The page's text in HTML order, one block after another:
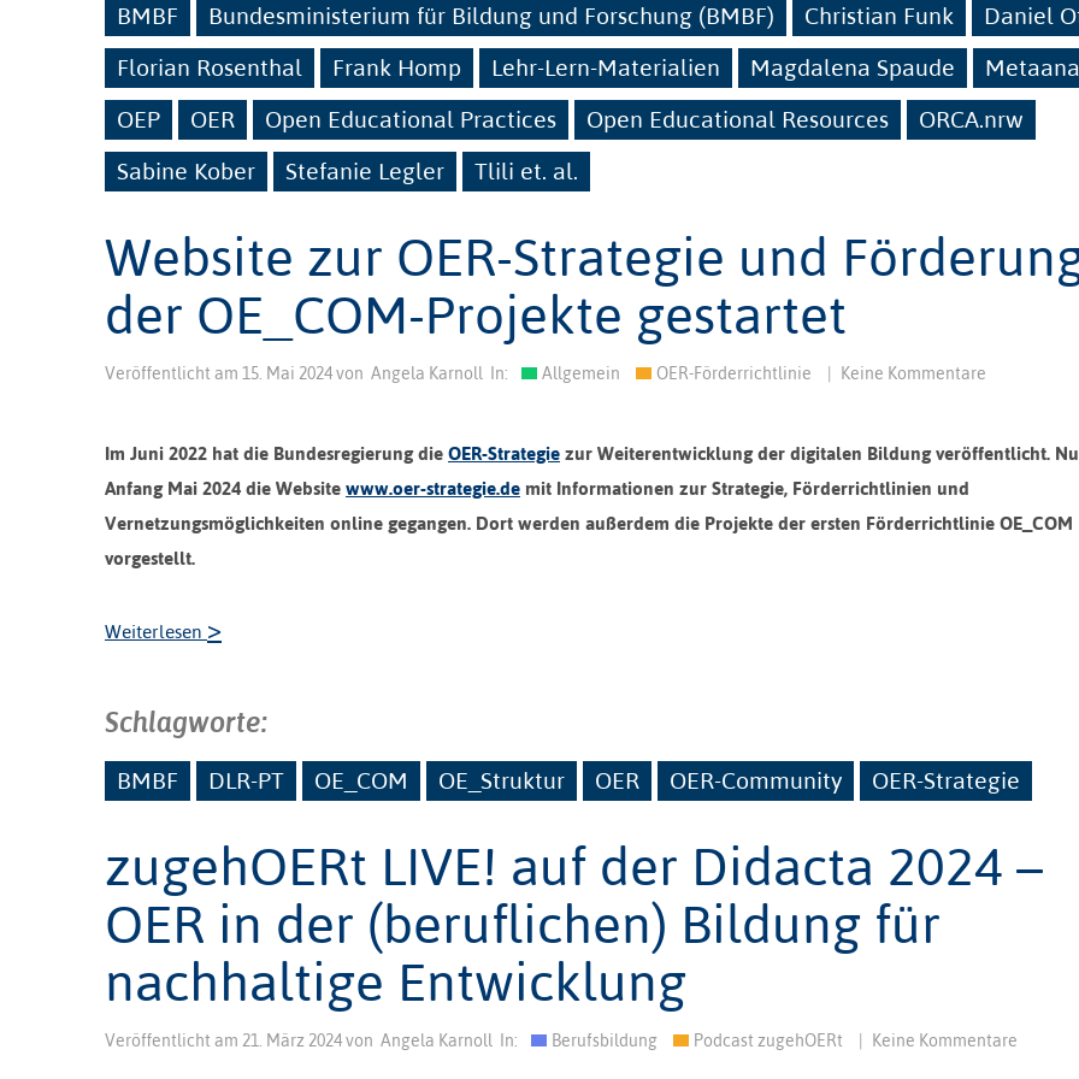
BMBF Bundesministerium für Bildung und Forschung (BMBF) Christian Funk
Daniel
Florian Rosenthal
Frank Homp Lehr-Lern-Materialien Magdalena Spaude
OEP
OER Open Educational Practices Open Educational Resources
ORCA.nrw
Sabine Kober
Stefanie Legler Tlili et. al.
Website zur OER-Strategie und
der OE_COM-Projekte gestartet
Veröffentlicht am 15. Mai 2024von Angela Karnoll In: Allgemein OER-Förderrichtlinie Keine Kommentare
Im Juni 2022 hat die Bundesregierung die OER-Strategie zur Weiterentwicklung der digitalen Bildung veröffentlicht.
Anfang Mai 2024 die Website www.oer-strategie.de mit Informationen zur Strategie, Förderrichtlinien und
Vernetzungsmöglichkeiten online gegangen. Dort werden außerdem die Projekte der ersten Förderrichtlinie OE_COM
vorgestellt.
Weiterlesen >
Schlagworte:
BMBF DLR-PT OE_COM OE_Struktur OER OER-Community OER-Strategie
zugehOERt LIVE! auf der Didacta 2024 –
OER in der (beruflichen) Bildung für
nachhaltige Entwicklung
Veröffentlicht am 21. März 2024von Angela Karnoll In: Berufsbildung Podcast zugehOERt Keine Kommentare